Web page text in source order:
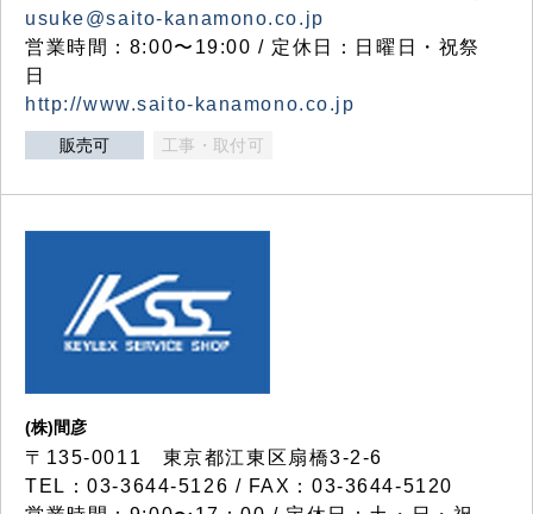
usuke@saito-kanamono.co.jp
営業時間：8:00〜19:00 / 定休日：日曜日・祝祭
日
http://www.saito-kanamono.co.jp
販売可 工事・取付可
(株)間彦
〒135-0011 東京都江東区扇橋3-2-6
TEL：03-3644-5126 / FAX：03-3644-5120